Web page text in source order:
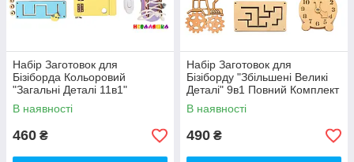
Набір Заготовок для
Бізіборда Кольоровий
"Загальні Деталі 11в1"
Базовий Комплект (+Клей,
Шурупи) Набiр Заготівель
для Бiзiкуба
В наявності
460 ₴
Набір Заготовок для
Бізіборду "Збільшені Великі
Деталі" 9в1 Повний Комплект
+ Всі Кріплення
В наявності
490 ₴